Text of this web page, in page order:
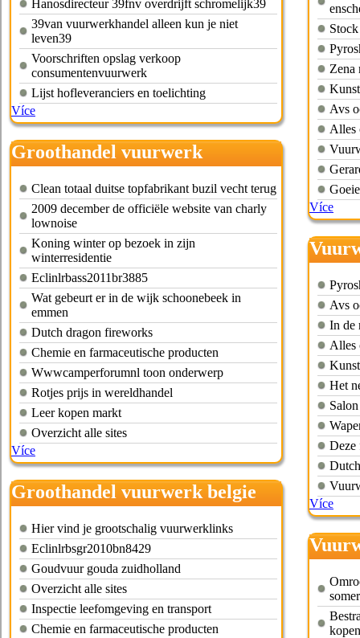
Hanosdirecteur 39fnv overdrijft schromelijk39
39van vuurwerkhandel alleen kun je niet
leven39
Voorschriften opslag verkoop
consumentenvuurwerk
Lijst hofleveranciers en toelichting
Více
Groothandel vuurwerk
duitsland
Clean totaal duitse topfabrikant buzil vecht terug
2009 december de officiële website van charly
lownoise
Koning winter op bezoek in zijn
winterresidentie
Eclinlrbass2011br3885
Wat gebeurt er in de wijk schoonebeek in
emmen
Dutch dragon fireworks
Chemie en farmaceutische producten
Wwwcamperforumnl toon onderwerp
Rotjes prijs in wereldhandel
Leer kopen markt
Overzicht alle sites
Více
Groothandel vuurwerk belgie
Hier vind je grootschalig vuurwerklinks
Eclinlrbsgr2010bn8429
Goudvuur gouda zuidholland
Overzicht alle sites
Inspectie leefomgeving en transport
Chemie en farmaceutische producten
Zena
Avs
Alles
Více
Avs
In de
Alles
Het
Deze
Více
kopen